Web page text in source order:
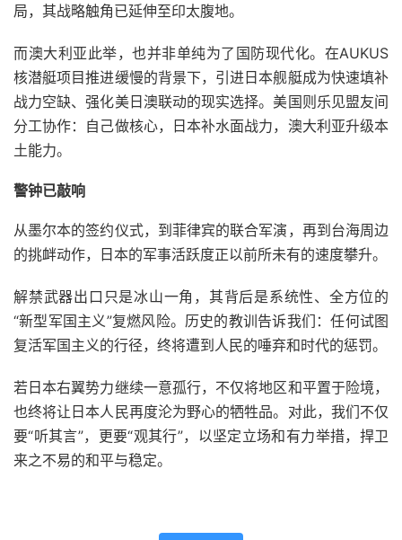
局，其战略触角已延伸至印太腹地。
而澳大利亚此举，也并非单纯为了国防现代化。在AUKUS
核潜艇项目推进缓慢的背景下，引进日本舰艇成为快速填补
战力空缺、强化美日澳联动的现实选择。美国则乐见盟友间
分工协作：自己做核心，日本补水面战力，澳大利亚升级本
土能力。
警钟已敲响
从墨尔本的签约仪式，到菲律宾的联合军演，再到台海周边
的挑衅动作，日本的军事活跃度正以前所未有的速度攀升。
解禁武器出口只是冰山一角，其背后是系统性、全方位的
“新型军国主义”复燃风险。历史的教训告诉我们：任何试图
复活军国主义的行径，终将遭到人民的唾弃和时代的惩罚。
若日本右翼势力继续一意孤行，不仅将地区和平置于险境，
也终将让日本人民再度沦为野心的牺牲品。对此，我们不仅
要“听其言”，更要“观其行”，以坚定立场和有力举措，捍卫
来之不易的和平与稳定。